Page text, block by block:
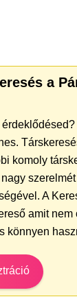
a
komoly
A
amit nem
könnyen